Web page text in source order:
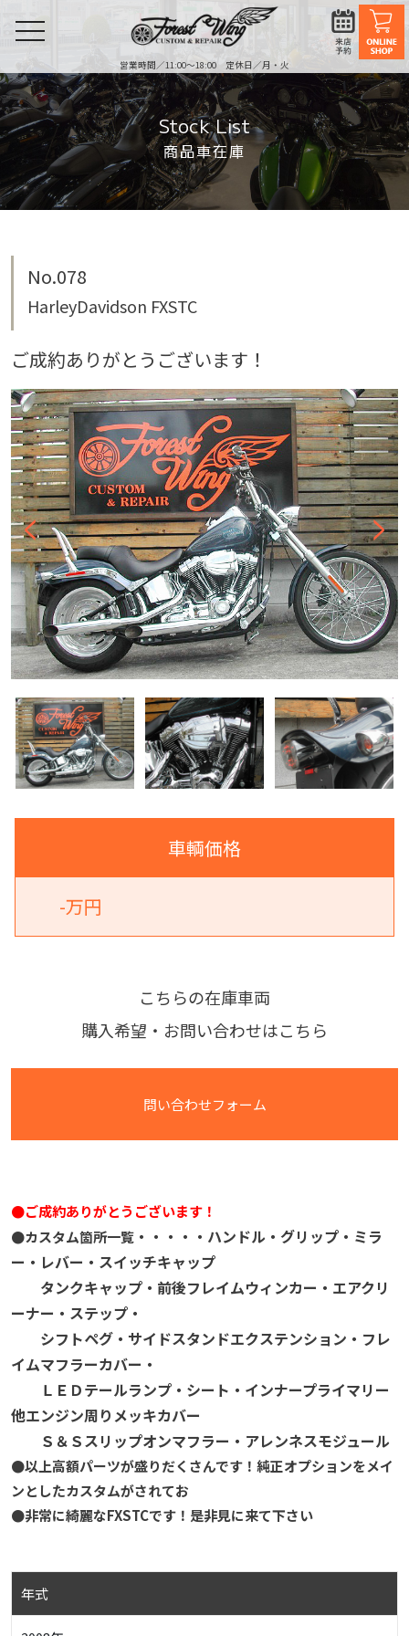
営業時間／11:00〜18:00 定休日／月・火
toggle
navigation
Stock List
商品車在庫
No.078
HarleyDavidson FXSTC
ご成約ありがとうございます！
車輌価格
-万円
こちらの在庫車両
購入希望・お問い合わせはこちら
問い合わせフォーム
●ご成約ありがとうございます！
●カスタム箇所一覧 ・・・・・ハンドル・グリップ・ミラ
ー・レバー・スイッチキャップ
タンクキャップ・前後フレイムウィンカー・エアクリ
ーナー・ステップ・
シフトペグ・サイドスタンドエクステンション・フレ
イムマフラーカバー・
ＬＥＤテールランプ・シート・インナープライマリー
他エンジン周りメッキカバー
Ｓ＆Ｓスリップオンマフラー・アレンネスモジュール
●以上高額パーツが盛りだくさんです！純正オプションをメイ
ンとしたカスタムがされてお
●非常に綺麗なFXSTCです！是非見に来て下さい
年式